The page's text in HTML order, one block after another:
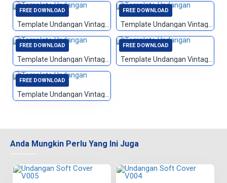
FREE DOWNLOAD FREE DOWNLOAD
FREE DOWNLOAD FREE DOWNLOAD
FREE DOWNLOAD
Anda Mungkin Perlu Yang Ini Juga